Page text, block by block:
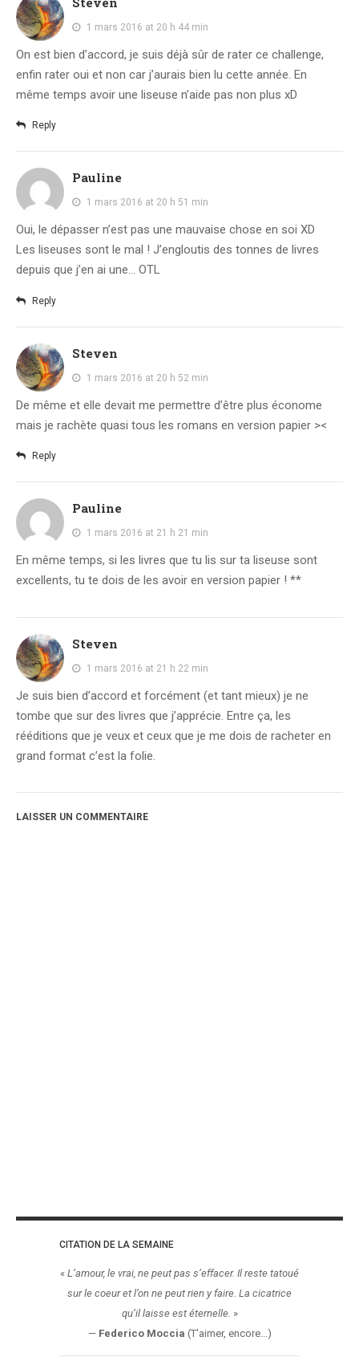
1 mars 2016 at 20 h 44 min
On est bien d’accord, je suis déjà sûr de rater ce challenge,
enfin rater oui et non car j’aurais bien lu cette année. En
même temps avoir une liseuse n’aide pas non plus xD
Reply
Pauline
1 mars 2016 at 20 h 51 min
Oui, le dépasser n’est pas une mauvaise chose en soi XD
Les liseuses sont le mal ! J’engloutis des tonnes de livres
depuis que j’en ai une… OTL
Reply
Steven
1 mars 2016 at 20 h 52 min
De même et elle devait me permettre d’être plus économe
mais je rachète quasi tous les romans en version papier ><
Reply
Pauline
1 mars 2016 at 21 h 21 min
En même temps, si les livres que tu lis sur ta liseuse sont
excellents, tu te dois de les avoir en version papier ! **
Steven
1 mars 2016 at 21 h 22 min
Je suis bien d’accord et forcément (et tant mieux) je ne
tombe que sur des livres que j’apprécie. Entre ça, les
rééditions que je veux et ceux que je me dois de racheter en
grand format c’est la folie.
LAISSER UN COMMENTAIRE
CITATION DE LA SEMAINE
« L’amour, le vrai, ne peut pas s’effacer. Il reste tatoué
sur le coeur et l’on ne peut rien y faire. La cicatrice
qu’il laisse est éternelle. »
— Federico Moccia (T'aimer, encore...)